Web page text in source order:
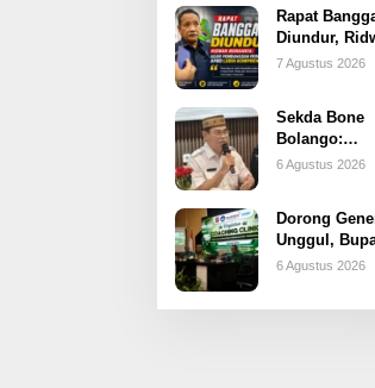
Gorontalo
Rapat
Diundur,
Monoarfa:
Lebih
Komprehensif
7 Agustus 2026
Sekda Bone
Bolango:
Penonaktifan
Prosedur
6 Agustus 2026
Dorong
Unggul,
Bone Bolango
6 Agustus 2026